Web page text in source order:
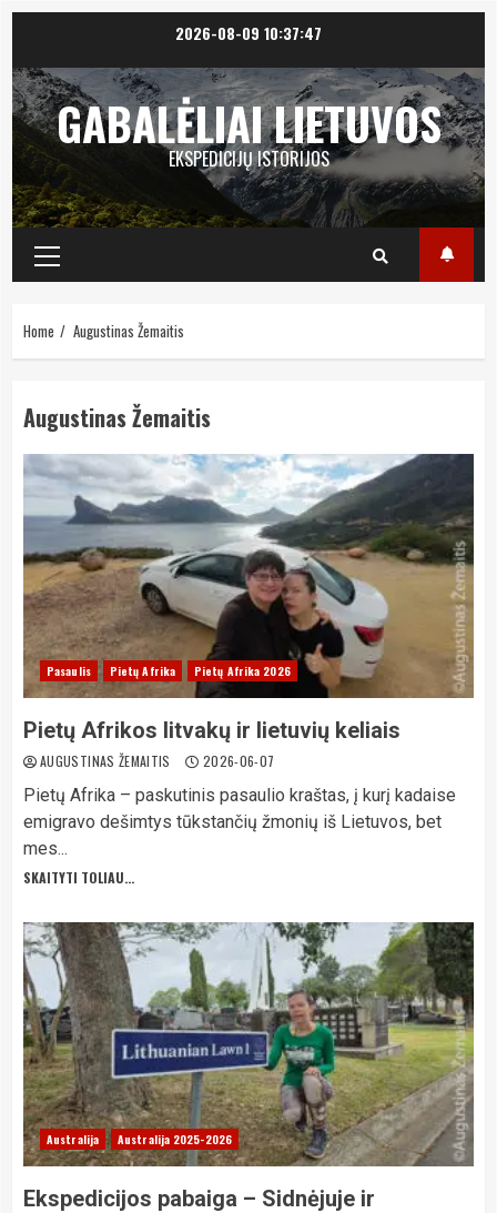
content
2026-08-09 10:37:48
GABALĖLIAI LIETUVOS
EKSPEDICIJŲ ISTORIJOS
Primary
Menu
Home Augustinas Žemaitis
Augustinas Žemaitis
Pasaulis Pietų Afrika Pietų Afrika 2026
Pietų Afrikos litvakų ir lietuvių keliais
AUGUSTINAS ŽEMAITIS 2026-06-07
Pietų Afrika – paskutinis pasaulio kraštas, į kurį kadaise
emigravo dešimtys tūkstančių žmonių iš Lietuvos, bet
mes...
SKAITYTI TOLIAU...
Australija Australija 2025-2026
Ekspedicijos pabaiga – Sidnėjuje ir